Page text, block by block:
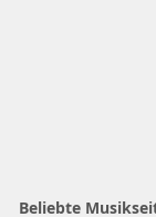
Beliebte